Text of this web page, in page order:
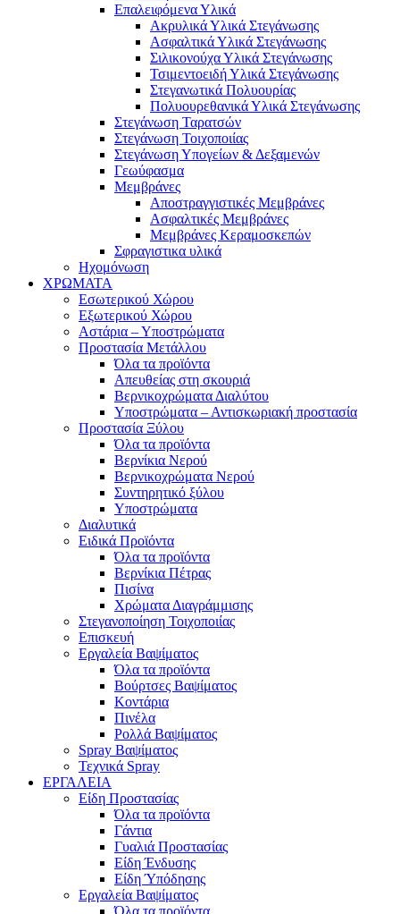
Επαλειφόμενα Υλικά
Ακρυλικά Υλικά Στεγάνωσης
Ασφαλτικά Υλικά Στεγάνωσης
Σιλικονούχα Υλικά Στεγάνωσης
Τσιμεντοειδή Υλικά Στεγάνωσης
Στεγανωτικά Πολυουρίας
Πολυουρεθανικά Υλικά Στεγάνωσης
Στεγάνωση Ταρατσών
Στεγάνωση Τοιχοποιίας
Στεγάνωση Υπογείων & Δεξαμενών
Γεωύφασμα
Μεμβράνες
Αποστραγγιστικές Μεμβράνες
Ασφαλτικές Μεμβράνες
Μεμβράνες Κεραμοσκεπών
Σφραγιστικα υλικά
Ηχομόνωση
ΧΡΩΜΑΤΑ
Εσωτερικού Χώρου
Εξωτερικού Χώρου
Αστάρια – Υποστρώματα
Προστασία Μετάλλου
Όλα τα προϊόντα
Απευθείας στη σκουριά
Βερνικοχρώματα Διαλύτου
Υποστρώματα – Αντισκωριακή προστασία
Προστασία Ξύλου
Όλα τα προϊόντα
Βερνίκια Νερού
Βερνικοχρώματα Νερού
Συντηρητικό ξύλου
Υποστρώματα
Διαλυτικά
Ειδικά Προϊόντα
Όλα τα προϊόντα
Βερνίκια Πέτρας
Πισίνα
Χρώματα Διαγράμμισης
Στεγανοποίηση Τοιχοποιίας
Επισκευή
Εργαλεία Βαψίματος
Όλα τα προϊόντα
Βούρτσες Βαψίματος
Κοντάρια
Πινέλα
Ρολλά Βαψίματος
Spray Βαψίματος
Τεχνικά Spray
ΕΡΓΑΛΕΙΑ
Είδη Προστασίας
Όλα τα προϊόντα
Γάντια
Γυαλιά Προστασίας
Είδη Ένδυσης
Είδη Ύπόδησης
Εργαλεία Βαψίματος
Όλα τα προϊόντα